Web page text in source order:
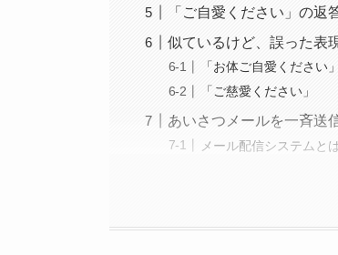
「ご自愛ください」の返
似ているけど、誤った表
「お体ご自愛ください」
「ご慈愛ください」
あいさつメールを一斉送
メール配信システムと